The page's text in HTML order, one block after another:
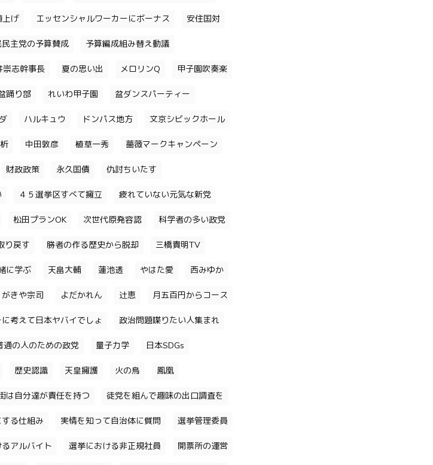
上げ エッセンシャルワーカーにボーナス 安住国対
民主党の予算賛成 予算編成組み替え動議
崇志幹事長 夏の思い出 メロリンQ 甲子園吹奏楽
踊り部 れいわ甲子園 盆ダンスパーティー
ハルキュウ ドンパス地方 文京シビックホール
中田敦彦 植草一秀 薔薇マークキャンペーン
財政政策 永久国債 仇討ちいたす
４５選挙区すべて擁立 疲れていない元気な新党
松田プランOK 次世代原発容認 科学者の多い政党
り戻す 勝者の作る歴史から脱却 三橋貴明TV
に学ぶ 天畠大輔 蓮池透 やはた愛 西みゆか
がきや宗司 よだかれん 辻恵 月五百円からコース
に考えて日本ヤバイでしょ 政治問題喋りたい人集まれ
通の人のための政党 量子力学 日本SDGs
歴史認識 天皇擁護 火の鳥 鳳凰
は自分達が責任を持つ 徒党を組んで趣味の出口調査を
る仕組み 実情を知って自治体に質問 選挙管理委員
アルバイト 選挙における非正規社員 開票所の運営